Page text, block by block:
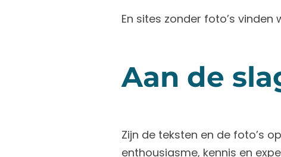
En sites zonder foto’s vinden
Aan de
Zijn de teksten en de foto’s
enthousiasme, kennis en